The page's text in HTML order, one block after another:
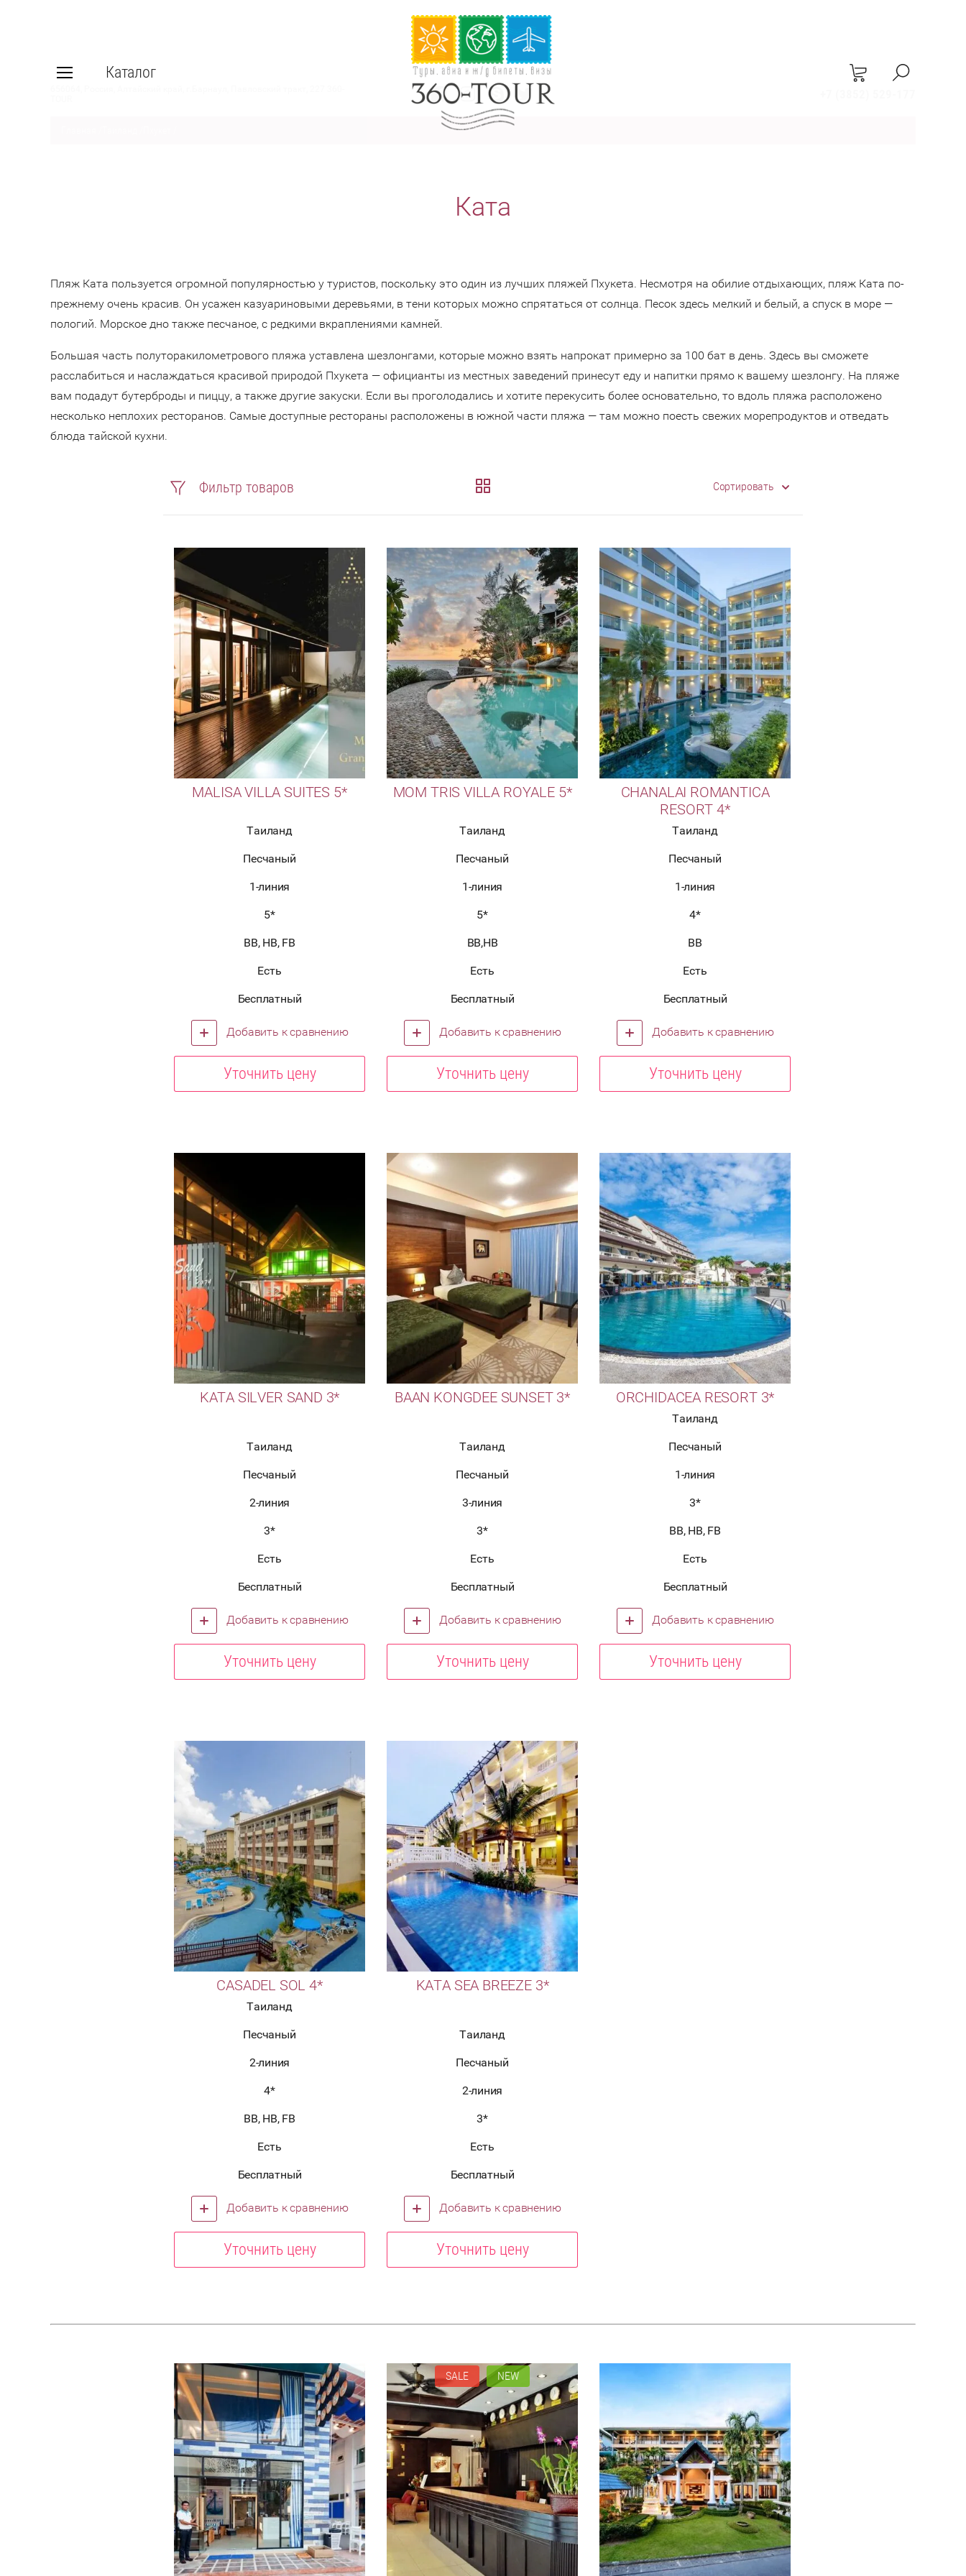
Каталог
Ката
Пляж Ката пользуется огромной популярностью у туристов, поскольку это один из лучших пляжей Пхукета. Несмотря на обилие отдыхающих, пляж Ката по-
прежнему очень красив. Он усажен казуариновыми деревьями, в тени которых можно спрятаться от солнца. Песок здесь мелкий и белый, а спуск в море —
пологий. Морское дно также песчаное, с редкими вкраплениями камней.
Большая часть полуторакилометрового пляжа уставлена шезлонгами, которые можно взять напрокат примерно за 100 бат в день. Здесь вы сможете
расслабиться и наслаждаться красивой природой Пхукета — официанты из местных заведений принесут еду и напитки прямо к вашему шезлонгу. На пляже
вам подадут бутерброды и пиццу, а также другие закуски. Если вы проголодались и хотите перекусить более основательно, то вдоль пляжа расположено
несколько неплохих ресторанов. Самые доступные рестораны расположены в южной части пляжа — там можно поесть свежих морепродуктов и отведать
блюда тайской кухни.
Фильтр товаров Сортировать
MALISA VILLA SUITES 5*
Таиланд
Песчаный
1-линия
5*
BB, HB, FB
Есть
Бесплатный
Добавить к сравнению
Уточнить цену
MOM TRIS VILLA ROYALE 5*
Таиланд
Песчаный
1-линия
5*
BB,HB
Есть
Бесплатный
Добавить к сравнению
Уточнить цену
CHANALAI ROMANTICA
RESORT 4*
Таиланд
Песчаный
1-линия
4*
BB
Есть
Бесплатный
Добавить к сравнению
Уточнить цену
KATA SILVER SAND 3*
Таиланд
Песчаный
2-линия
3*
Есть
Бесплатный
Добавить к сравнению
Уточнить цену
BAAN KONGDEE SUNSET 3*
Таиланд
Песчаный
3-линия
3*
Есть
Бесплатный
Добавить к сравнению
Уточнить цену
ORCHIDACEA RESORT 3*
Таиланд
Песчаный
1-линия
3*
BB, HB, FB
Есть
Бесплатный
Добавить к сравнению
Уточнить цену
CASADEL SOL 4*
Таиланд
Песчаный
2-линия
4*
BB, HB, FB
Есть
Бесплатный
Добавить к сравнению
Уточнить цену
KATA SEA BREEZE 3*
Таиланд
Песчаный
2-линия
3*
Есть
Бесплатный
Добавить к сравнению
Уточнить цену
SALE NEW